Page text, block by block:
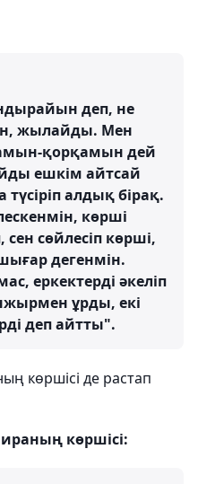
деп, не
жылайды. Мен
қорқамын дей
ешкім айтсай
алдық бірақ.
көрші
сөйлесіп көрші,
дегенмін.
еркектерді әкеліп
ұрды, екі
деп айтты".
көршісі де растап
көршісі: